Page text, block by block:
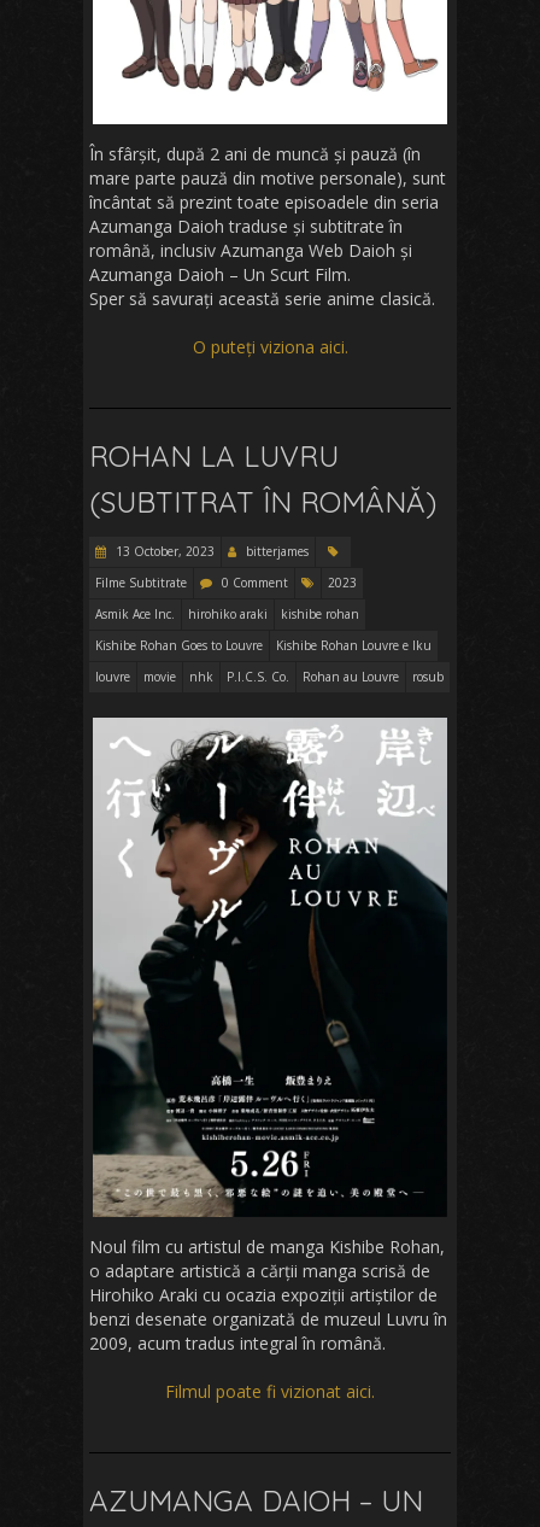
În sfârșit, după 2 ani de muncă și pauză (în
mare parte pauză din motive personale), sunt
încântat să prezint toate episoadele din seria
Azumanga Daioh traduse și subtitrate în
română, inclusiv Azumanga Web Daioh și
Azumanga Daioh – Un Scurt Film.
Sper să savurați această serie anime clasică.
O puteți viziona aici.
ROHAN LA LUVRU
(SUBTITRAT ÎN ROMÂNĂ)
13 October, 2023
bitterjames
Filme Subtitrate
0 Comment
2023
Asmik Ace Inc.
hirohiko araki
kishibe rohan
Kishibe Rohan Goes to Louvre
Kishibe Rohan Louvre e Iku
louvre
movie nhk P.I.C.S. Co. Rohan au Louvre rosub
Noul film cu artistul de manga Kishibe Rohan,
o adaptare artistică a cărții manga scrisă de
Hirohiko Araki cu ocazia expoziții artiștilor de
benzi desenate organizată de muzeul Luvru în
2009, acum tradus integral în română.
Filmul poate fi vizionat aici.
AZUMANGA DAIOH – UN